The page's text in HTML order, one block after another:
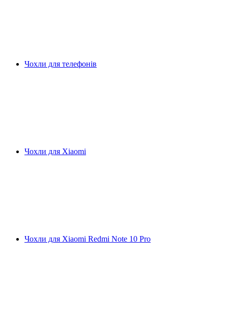
Чохли для телефонів
Чохли для Xiaomi
Чохли для Xiaomi Redmi Note 10 Pro